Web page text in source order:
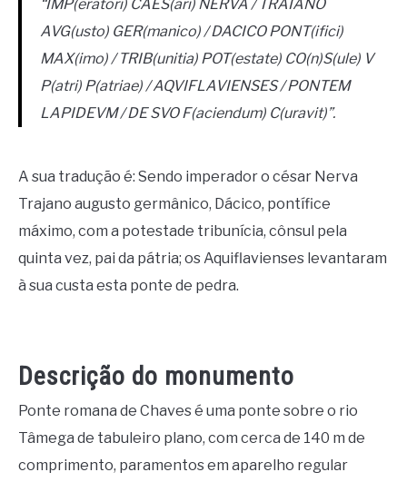
“IMP(eratori) CAES(ari) NERVA / TRAIANO
AVG(usto) GER(manico) / DACICO PONT(ifici)
MAX(imo) / TRIB(unitia) POT(estate) CO(n)S(ule) V
P(atri) P(atriae) / AQVIFLAVIENSES / PONTEM
LAPIDEVM / DE SVO F(aciendum) C(uravit)”.
A sua tradução é: Sendo imperador o césar Nerva
Trajano augusto germânico, Dácico, pontífice
máximo, com a potestade tribunícia, cônsul pela
quinta vez, pai da pátria; os Aquiflavienses levantaram
à sua custa esta ponte de pedra.
Descrição do monumento
Ponte romana de Chaves é uma ponte sobre o rio
Tâmega de tabuleiro plano, com cerca de 140 m de
comprimento, paramentos em aparelho regular